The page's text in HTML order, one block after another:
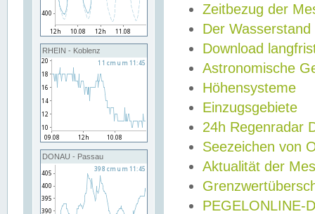
RHEIN - Koblenz
DONAU - Passau
Zeitbezug der
Der Wasserstand
Download
Astronomische
Höhensysteme
Einzugsgebiete
24h Regenradar
Seezeichen von
Aktualität der
PEGELONLINE-